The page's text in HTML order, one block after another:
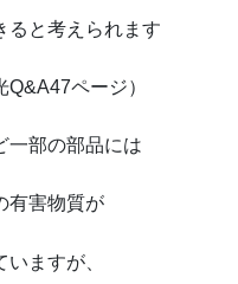
と考えられます
ページ）
部の部品には
害物質が
ますが、